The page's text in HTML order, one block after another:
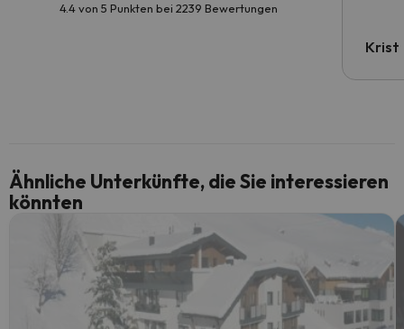
4.4 von 5 Punkten bei 2239 Bewertungen
Krist
Ähnliche Unterkünfte, die Sie interessieren
könnten